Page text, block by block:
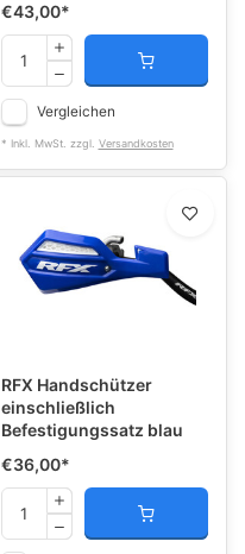
€43,00*
Vergleichen
* Inkl. MwSt. zzgl. Versandkosten
RFX Handschützer
einschließlich
Befestigungssatz blau
€36,00*